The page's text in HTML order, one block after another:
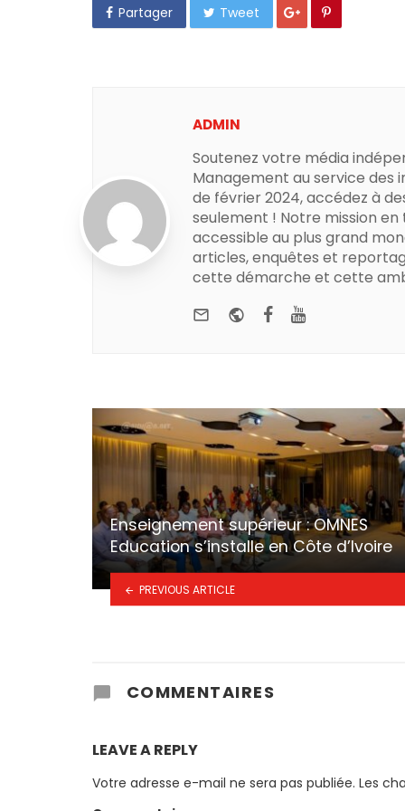
Partager Tweet
ADMIN
Soutenez votre média
Management au service des
de février 2024, accédez à
seulement ! Notre mission
accessible au plus grand
articles, enquêtes et
cette démarche et cette
e-mailWebsiteFacebook
Enseignement supérieur : OMNES
Education s’installe en Côte d’Ivoire
PREVIOUS ARTICLE
COMMENTAIRES
LEAVE A REPLY
Votre adresse e-mail ne sera pas publiée. Les